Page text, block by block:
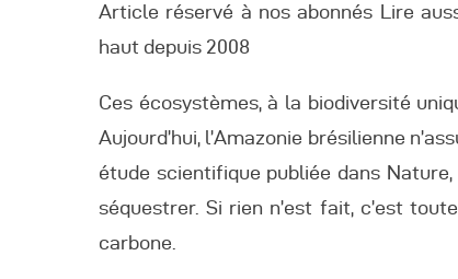
Article réservé à nos abonnés Lire
haut depuis 2008
Ces écosystèmes, à la biodiversité
Aujourd’hui, l’Amazonie brésilienne
étude scientifique publiée dans
séquestrer. Si rien n’est fait, c’est
carbone.